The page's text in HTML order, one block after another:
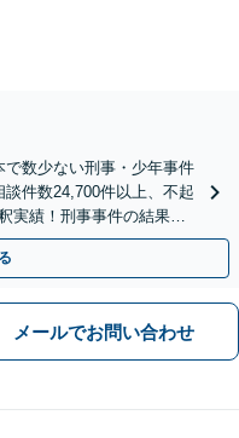
で数少ない刑事・少年事件
件数24,700件以上、不起
実績！刑事事件の結果は
料】
メールでお問い合わせ